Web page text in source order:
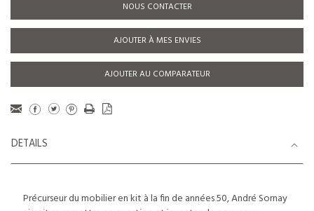
NOUS CONTACTER
AJOUTER À MES ENVIES
AJOUTER AU COMPARATEUR
DETAILS
Précurseur du mobilier en kit à la fin de années 50, André Sornay